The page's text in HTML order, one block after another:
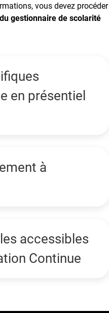
vous devez procéder
gestionnaire de scolarité
en présentiel
à
accessibles
Continue